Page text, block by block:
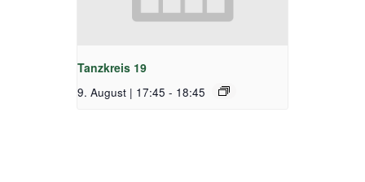
Tanzkreis 19
9. August | 17:45 - 18:45